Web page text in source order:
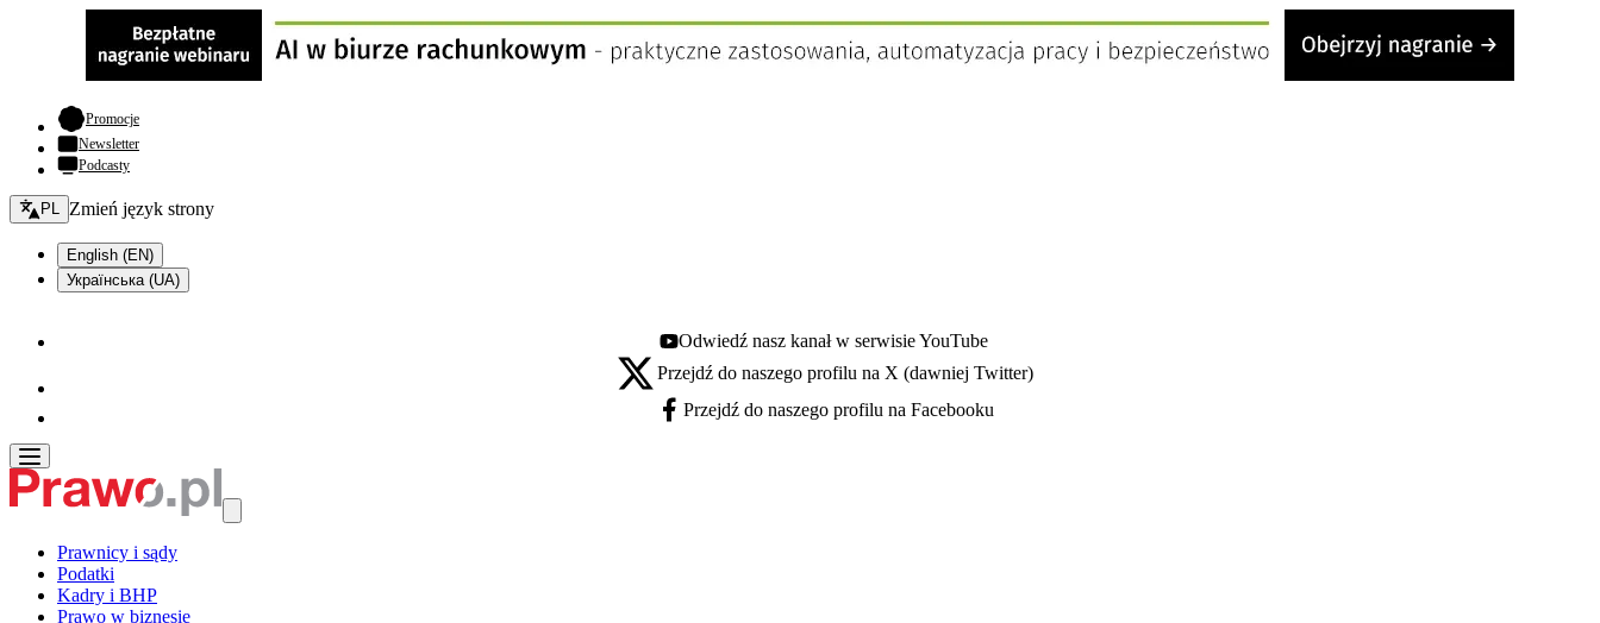
Promocje- otwiera się w nowej karcie
Newsletter
Podcasty
Zmień język - bieżący:
PL Zmień język strony
English (EN)
Українська (UA)
Youtube - otwiera się w nowej karcie
Odwiedź nasz kanał w serwisie YouTube
X - otwiera się w nowej karcie
Przejdź do naszego profilu na X (dawniej Twitter)
Facebook - otwiera się w nowej karcie
Przejdź do naszego profilu na Facebooku
Prawnicy i sądy
Podatki
Kadry i BHP
Prawo w biznesie